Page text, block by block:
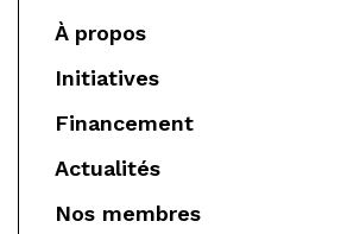
À propos
Initiatives
Financement
Actualités
Nos membres